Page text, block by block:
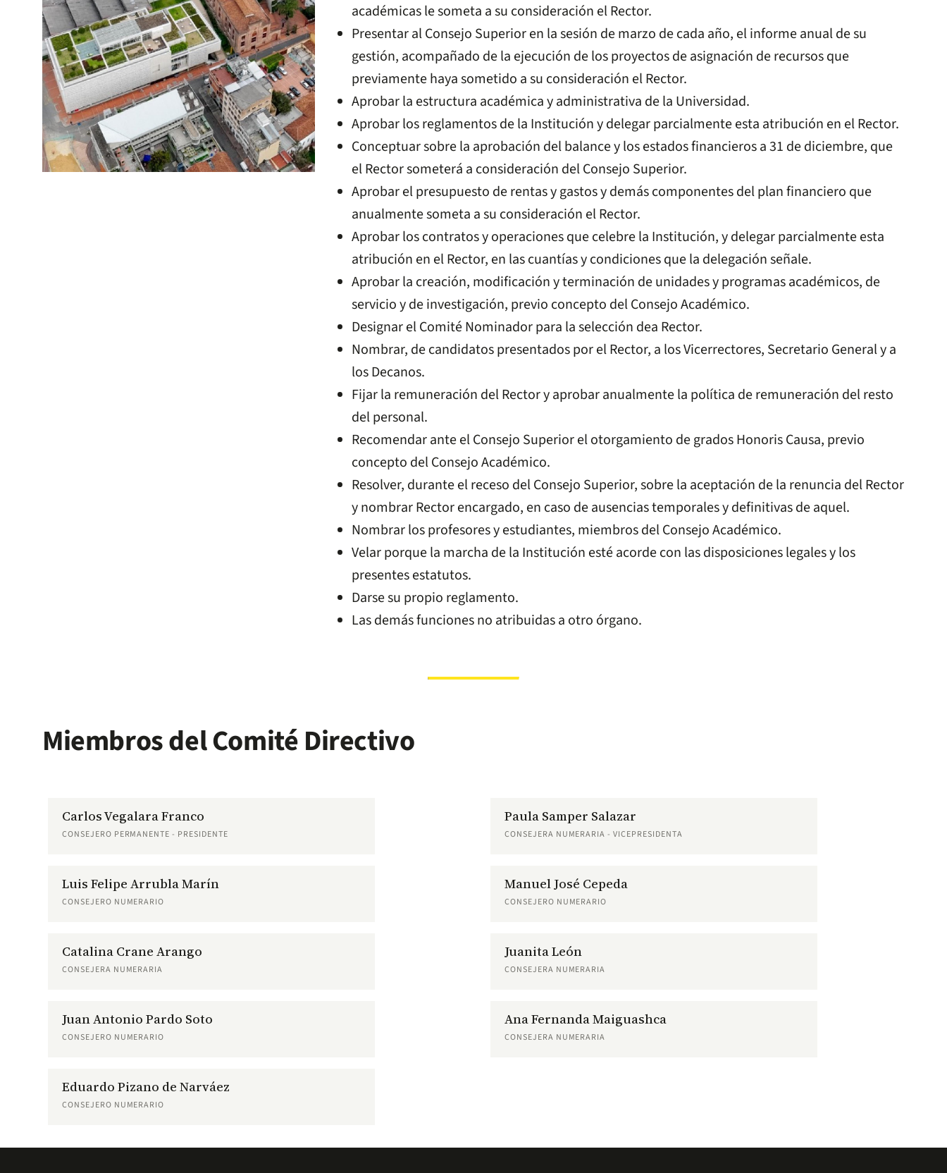
académicas le someta a su consideración el Rector.
Presentar al Consejo Superior en la sesión de marzo de cada año, el informe anual de su
gestión, acompañado de la ejecución de los proyectos de asignación de recursos que
previamente haya sometido a su consideración el Rector.
Aprobar la estructura académica y administrativa de la Universidad.
Aprobar los reglamentos de la Institución y delegar parcialmente esta atribución en el Rector.
Conceptuar sobre la aprobación del balance y los estados financieros a 31 de diciembre, que
el Rector someterá a consideración del Consejo Superior.
Aprobar el presupuesto de rentas y gastos y demás componentes del plan financiero que
anualmente someta a su consideración el Rector.
Aprobar los contratos y operaciones que celebre la Institución, y delegar parcialmente esta
atribución en el Rector, en las cuantías y condiciones que la delegación señale.
Aprobar la creación, modificación y terminación de unidades y programas académicos, de
servicio y de investigación, previo concepto del Consejo Académico.
Designar el Comité Nominador para la selección dea Rector.
Nombrar, de candidatos presentados por el Rector, a los Vicerrectores, Secretario General y a
los Decanos.
Fijar la remuneración del Rector y aprobar anualmente la política de remuneración del resto
del personal.
Recomendar ante el Consejo Superior el otorgamiento de grados Honoris Causa, previo
concepto del Consejo Académico.
Resolver, durante el receso del Consejo Superior, sobre la aceptación de la renuncia del Rector
y nombrar Rector encargado, en caso de ausencias temporales y definitivas de aquel.
Nombrar los profesores y estudiantes, miembros del Consejo Académico.
Velar porque la marcha de la Institución esté acorde con las disposiciones legales y los
presentes estatutos.
Darse su propio reglamento.
Las demás funciones no atribuidas a otro órgano.
Miembros del Comité Directivo
Carlos Vegalara Franco
CONSEJERO PERMANENTE - PRESIDENTE
Luis Felipe Arrubla Marín
CONSEJERO NUMERARIO
Catalina Crane Arango
CONSEJERA NUMERARIA
Juan Antonio Pardo Soto
CONSEJERO NUMERARIO
Eduardo Pizano de Narváez
CONSEJERO NUMERARIO
Paula Samper Salazar
CONSEJERA NUMERARIA - VICEPRESIDENTA
Manuel José Cepeda
CONSEJERO NUMERARIO
Juanita León
CONSEJERA NUMERARIA
Ana Fernanda Maiguashca
CONSEJERA NUMERARIA